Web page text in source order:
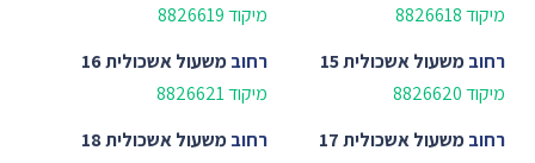
מיקוד 8826618
מיקוד 8826619
רחובמשעול אשכולית 15
מיקוד 8826620
רחובמשעול אשכולית 16
מיקוד 8826621
רחובמשעול אשכולית 17
רחובמשעול אשכולית 18